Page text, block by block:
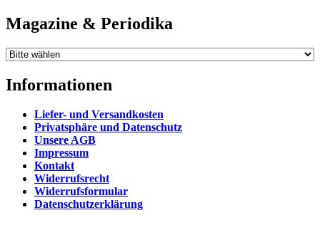
Magazine & Periodika
Informationen
Liefer- und Versandkosten
Privatsphäre und Datenschutz
Unsere AGB
Impressum
Kontakt
Widerrufsrecht
Widerrufsformular
Datenschutzerklärung